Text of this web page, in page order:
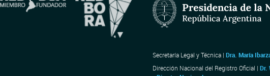
Secretaría Legal y Técnica | Dra. María
Dirección Nacional del Registro Oficial | Dr.